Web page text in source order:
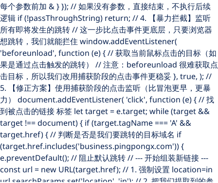
每个参数前加 & } }); // 如果没有参数，直接结束，不执行后续
逻辑 if (!passThroughString) return; // 4. 【暴力拦截】监听
所有即将发生的跳转 // 这一步比点击事件更底层，只要浏览器
想跳转，我们就能拦住 window.addEventListener(
'beforeunload', function (e) { // 获取当前鼠标点击的目标（如
果是通过点击触发的跳转） // 注意：beforeunload 很难获取点
击目标，所以我们改用捕获阶段的点击事件更稳妥 }, true, ); //
5. 【修正方案】使用捕获阶段的点击监听（比冒泡更早，更暴
力） document.addEventListener( 'click', function (e) { // 找
到被点击的链接标签 let target = e.target; while (target &&
target !== document) { if (target.tagName === 'A' &&
target.href) { // 判断是否是我们要跳转的目标域名 if
(target.href.includes('business.pingpongx.com')) {
e.preventDefault(); // 阻止默认跳转 // --- 开始组装新链接 ---
const url = new URL(target.href); // 1. 强制设置 location=in